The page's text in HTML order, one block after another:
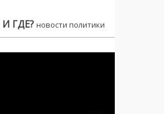
ГДЕ? новости политики